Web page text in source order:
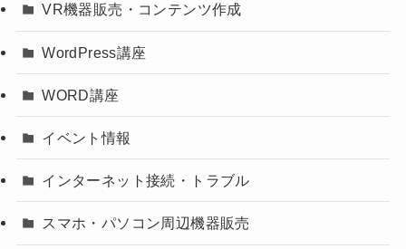
VR機器販売・コンテンツ作成
WordPress講座
WORD講座
イベント情報
インターネット接続・トラブル
スマホ・パソコン周辺機器販売